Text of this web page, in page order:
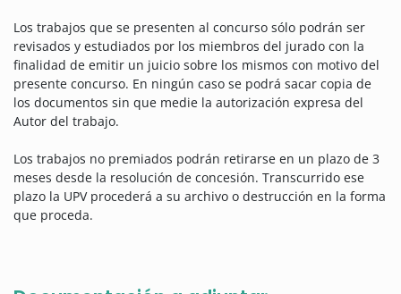
Los trabajos que se presenten al concurso sólo podrán ser
revisados y estudiados por los miembros del jurado con la
finalidad de emitir un juicio sobre los mismos con motivo del
presente concurso. En ningún caso se podrá sacar copia de
los documentos sin que medie la autorización expresa del
Autor del trabajo.
Los trabajos no premiados podrán retirarse en un plazo de 3
meses desde la resolución de concesión. Transcurrido ese
plazo la UPV procederá a su archivo o destrucción en la forma
que proceda.